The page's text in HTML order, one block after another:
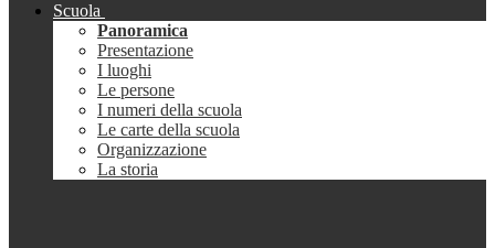
Scuola
Panoramica
Presentazione
I luoghi
Le persone
I numeri della scuola
Le carte della scuola
Organizzazione
La storia